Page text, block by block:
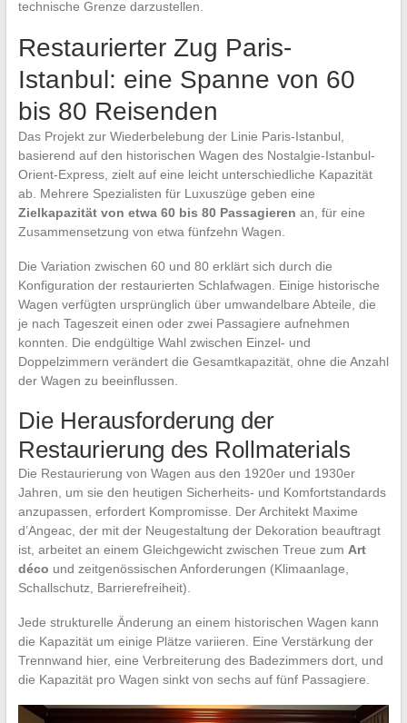
technische Grenze darzustellen.
Restaurierter Zug Paris-
Istanbul: eine Spanne von 60
bis 80 Reisenden
Das Projekt zur Wiederbelebung der Linie Paris-Istanbul,
basierend auf den historischen Wagen des Nostalgie-Istanbul-
Orient-Express, zielt auf eine leicht unterschiedliche Kapazität
ab. Mehrere Spezialisten für Luxuszüge geben eine
Zielkapazität von etwa 60 bis 80 Passagieren an, für eine
Zusammensetzung von etwa fünfzehn Wagen.
Die Variation zwischen 60 und 80 erklärt sich durch die
Konfiguration der restaurierten Schlafwagen. Einige historische
Wagen verfügten ursprünglich über umwandelbare Abteile, die
je nach Tageszeit einen oder zwei Passagiere aufnehmen
konnten. Die endgültige Wahl zwischen Einzel- und
Doppelzimmern verändert die Gesamtkapazität, ohne die Anzahl
der Wagen zu beeinflussen.
Die Herausforderung der
Restaurierung des Rollmaterials
Die Restaurierung von Wagen aus den 1920er und 1930er
Jahren, um sie den heutigen Sicherheits- und Komfortstandards
anzupassen, erfordert Kompromisse. Der Architekt Maxime
d’Angeac, der mit der Neugestaltung der Dekoration beauftragt
ist, arbeitet an einem Gleichgewicht zwischen Treue zum Art
déco und zeitgenössischen Anforderungen (Klimaanlage,
Schallschutz, Barrierefreiheit).
Jede strukturelle Änderung an einem historischen Wagen kann
die Kapazität um einige Plätze variieren. Eine Verstärkung der
Trennwand hier, eine Verbreiterung des Badezimmers dort, und
die Kapazität pro Wagen sinkt von sechs auf fünf Passagiere.